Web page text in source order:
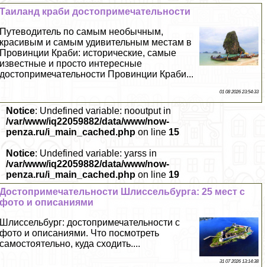
Таиланд краби достопримечательности
Путеводитель по самым необычным,
красивым и самым удивительным местам в
Провинции Краби: исторические, самые
известные и просто интересные
достопримечательности Провинции Краби...
01 08 2026 23:54:33
Notice: Undefined variable: nooutput in
/var/www/iq22059882/data/www/now-
penza.ru/i_main_cached.php on line 15
Notice: Undefined variable: yarss in
/var/www/iq22059882/data/www/now-
penza.ru/i_main_cached.php on line 19
Достопримечательности Шлиссельбурга: 25 мест с
фото и описаниями
Шлиссельбург: достопримечательности с
фото и описаниями. Что посмотреть
самостоятельно, куда сходить....
31 07 2026 13:14:38